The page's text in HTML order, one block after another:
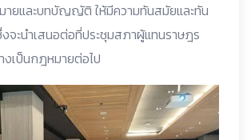
ยและบทบัญญัติ ให้มีความทันสมัยและทัน
ะนำเสนอต่อที่ประชุมสภาผู้แทนราษฎร
เป็นกฎหมายต่อไป